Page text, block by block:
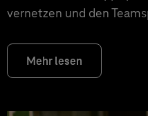
vernetzen und den
Mehr lesen